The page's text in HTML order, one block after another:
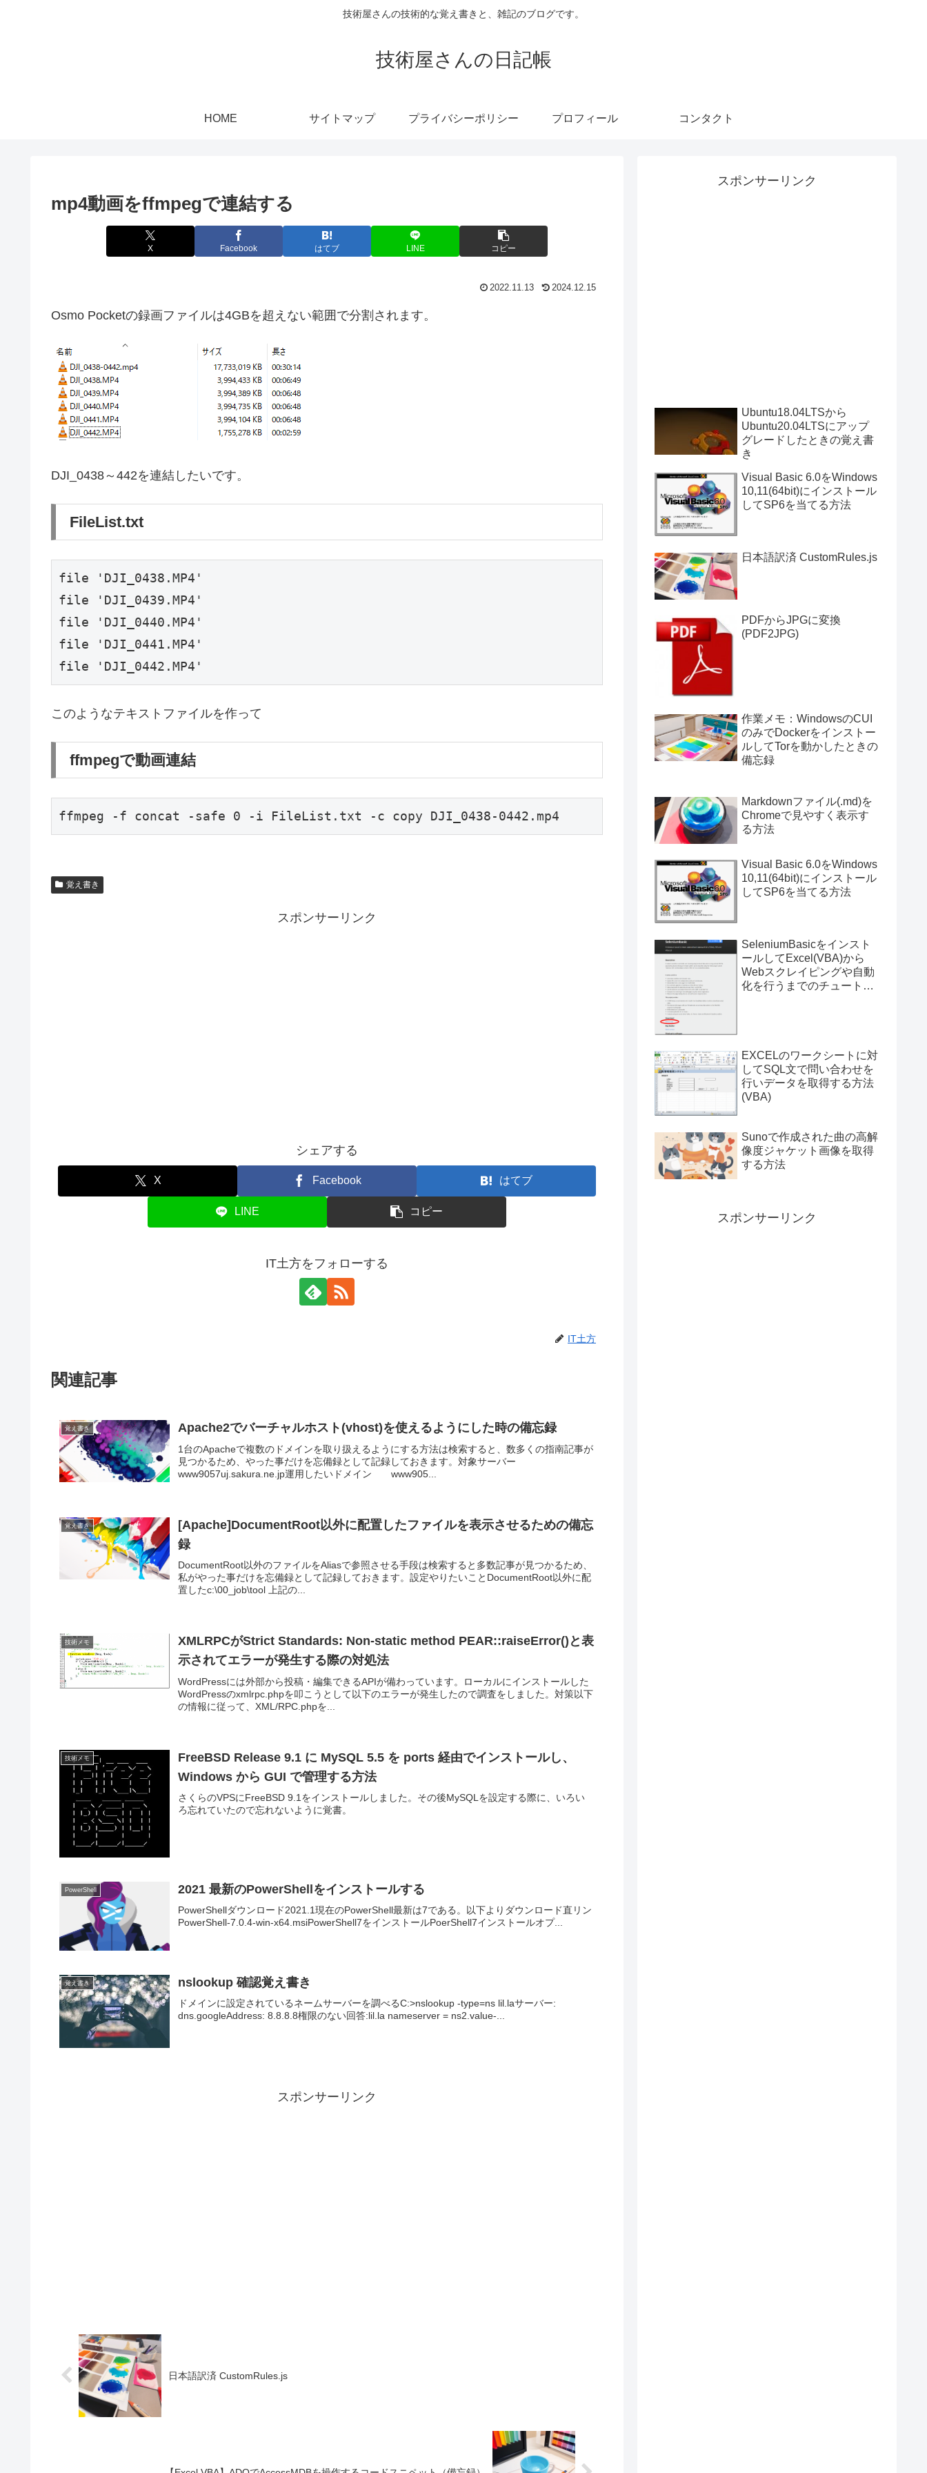
技術屋さんの技術的な覚え書きと、雑記のブログです。
技術屋さんの日記帳
HOME サイトマップ プライバシーポリシー プロフィール コンタクト
mp4動画をffmpegで連結する
X Facebook はてブ LINE コピー
2022.11.13 2024.12.15
Osmo Pocketの録画ファイルは4GBを超えない範囲で分割されます。
DJI_0438～442を連結したいです。
FileList.txt
file 'DJI_0438.MP4'
file 'DJI_0439.MP4'
file 'DJI_0440.MP4'
file 'DJI_0441.MP4'
file 'DJI_0442.MP4'
このようなテキストファイルを作って
ffmpegで動画連結
ffmpeg -f concat -safe 0 -i FileList.txt -c copy DJI_0438-0442.mp4
覚え書き
スポンサーリンク
シェアする
X Facebook はてブ
LINE コピー
IT土方をフォローする
IT土方
関連記事
覚え書き Apache2でバーチャルホスト(vhost)を使えるようにした時の備忘録
1台のApacheで複数のドメインを取り扱えるようにする方法は検索すると、数多くの指南記事が
見つかるため、やった事だけを忘備録として記録しておきます。対象サーバー
www9057uj.sakura.ne.jp運用したいドメイン www905...
覚え書き
[Apache]DocumentRoot以外に配置したファイルを表示させるための備忘
録
DocumentRoot以外のファイルをAliasで参照させる手段は検索すると多数記事が見つかるため、
私がやった事だけを忘備録として記録しておきます。設定やりたいことDocumentRoot以外に配
置したc:\00_job\tool 上記の...
技術メモ
XMLRPCがStrict Standards: Non-static method PEAR::raiseError()と表
示されてエラーが発生する際の対処法
WordPressには外部から投稿・編集できるAPIが備わっています。ローカルにインストールした
WordPressのxmlrpc.phpを叩こうとして以下のエラーが発生したので調査をしました。対策以下
の情報に従って、XML/RPC.phpを...
技術メモ
FreeBSD Release 9.1 に MySQL 5.5 を ports 経由でインストールし、
Windows から GUI で管理する方法
さくらのVPSにFreeBSD 9.1をインストールしました。その後MySQLを設定する際に、いろい
ろ忘れていたので忘れないように覚書。
PowerShell 2021 最新のPowerShellをインストールする
PowerShellダウンロード2021.1現在のPowerShell最新は7である。以下よりダウンロード直リン
PowerShell-7.0.4-win-x64.msiPowerShell7をインストールPoerShell7インストールオプ...
覚え書き nslookup 確認覚え書き
ドメインに設定されているネームサーバーを調べるC:>nslookup -type=ns lil.laサーバー:
dns.googleAddress: 8.8.8.8権限のない回答:lil.la nameserver = ns2.value-...
スポンサーリンク
日本語訳済 CustomRules.js
スポンサーリンク
Ubuntu18.04LTSから
Ubuntu20.04LTSにアップ
グレードしたときの覚え書
き
Visual Basic 6.0をWindows
10,11(64bit)にインストール
してSP6を当てる方法
日本語訳済 CustomRules.js
PDFからJPGに変換
(PDF2JPG)
作業メモ：WindowsのCUI
のみでDockerをインストー
ルしてTorを動かしたときの
備忘録
Markdownファイル(.md)を
Chromeで見やすく表示す
る方法
Visual Basic 6.0をWindows
10,11(64bit)にインストール
してSP6を当てる方法
SeleniumBasicをインスト
ールしてExcel(VBA)から
Webスクレイピングや自動
化を行うまでのチュートリ
EXCELのワークシートに対
してSQL文で問い合わせを
行いデータを取得する方法
(VBA)
Sunoで作成された曲の高解
像度ジャケット画像を取得
する方法
スポンサーリンク